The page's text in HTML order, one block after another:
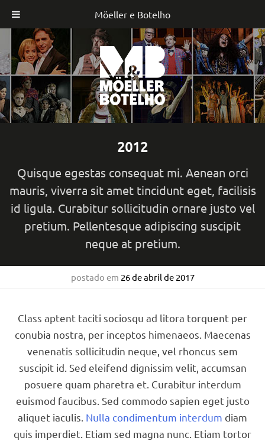
Möeller e Botelho
Skip
to
content
2012
Quisque egestas consequat mi. Aenean orci
mauris, viverra sit amet tincidunt eget, facilisis
id ligula. Curabitur sollicitudin ornare justo vel
pretium. Pellentesque adipiscing suscipit
neque at pretium.
postado em 26 de abril de 2017
Class aptent taciti sociosqu ad litora torquent per
conubia nostra, per inceptos himenaeos. Maecenas
venenatis sollicitudin neque, vel rhoncus sem
suscipit id. Sed eleifend dignissim velit, accumsan
posuere quam pharetra et. Curabitur interdum
euismod faucibus. Sed commodo sapien eget justo
aliquet iaculis. Nulla condimentum interdum diam
quis imperdiet. Etiam sed magna nunc. Etiam tortor